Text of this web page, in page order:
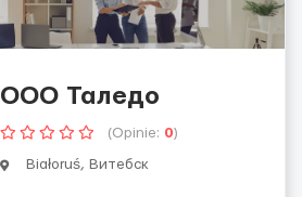
ООО Таледо
(Opinie: 0)
Białoruś, Витебск